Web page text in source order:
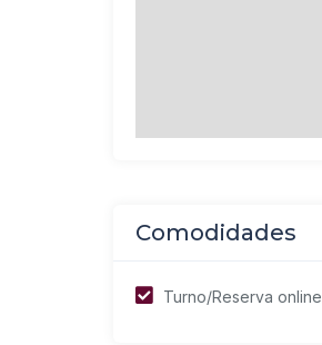
Comodidades
Turno/Reserva online